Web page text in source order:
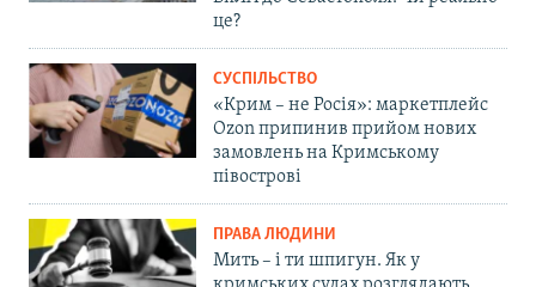
це?
СУСПІЛЬСТВО
«Крим – не Росія»: маркетплейс
Ozon припинив прийом нових
замовлень на Кримському
півострові
ПРАВА ЛЮДИНИ
Мить – і ти шпигун. Як у